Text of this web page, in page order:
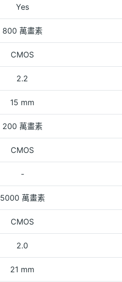
Yes
800 萬畫素
CMOS
2.2
15 mm
200 萬畫素
CMOS
-
5000 萬畫素
CMOS
2.0
21 mm